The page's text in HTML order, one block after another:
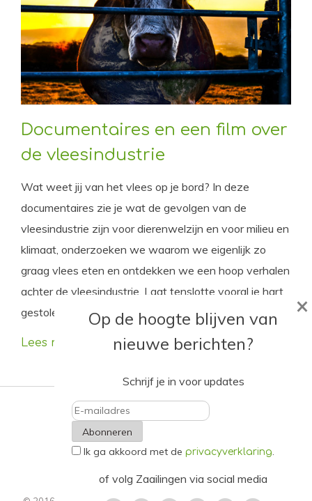
Documentaires en een film over
de vleesindustrie
Wat weet jij van het vlees op je bord? In deze
documentaires zie je wat de gevolgen van de
vleesindustrie zijn voor dierenwelzijn en voor milieu en
klimaat, onderzoeken we waarom we eigenlijk zo
graag vlees eten en ontdekken we een hoop verhalen
achter de vleesindustrie. Laat tenslotte vooral je hart
gestolen worden door een gigantisch fantasievarken.
Lees meer
Op de hoogte blijven van
nieuwe berichten?
Schrijf je in voor updates
E-
mailadres
Ik ga akkoord met de privacyverklaring.
of volg Zaailingen via social media
×